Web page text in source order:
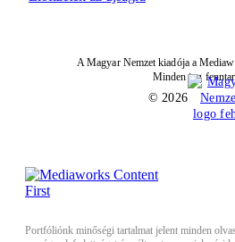
A Magyar Nemzet kiadója a
Minden jog
© 2026
Portfóliónk minőségi tartalmat jelent minden